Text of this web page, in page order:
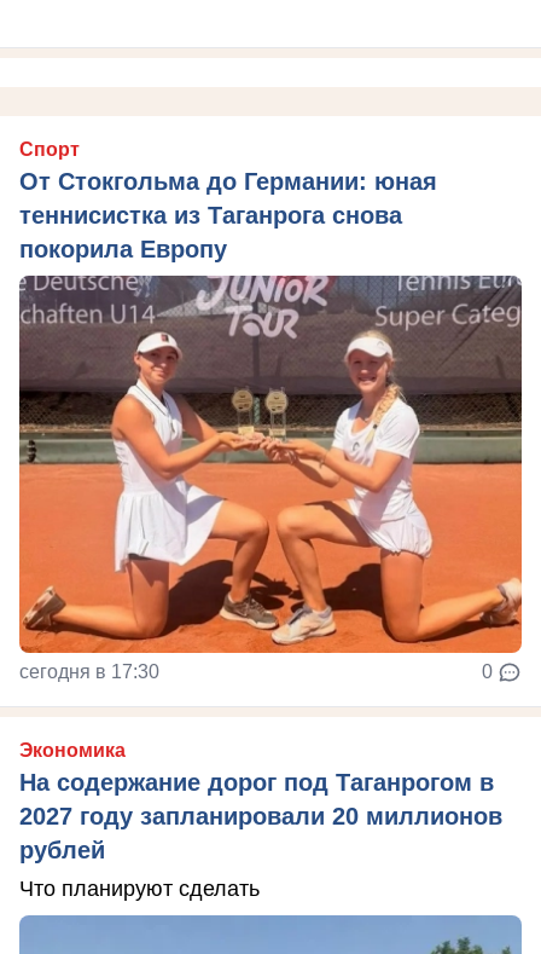
Спорт
От Стокгольма до Германии: юная
теннисистка из Таганрога снова
покорила Европу
сегодня в 17:30 0
Экономика
На содержание дорог под Таганрогом в
2027 году запланировали 20 миллионов
рублей
Что планируют сделать